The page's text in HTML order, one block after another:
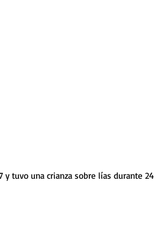
tuvo una crianza sobre lías durante 24